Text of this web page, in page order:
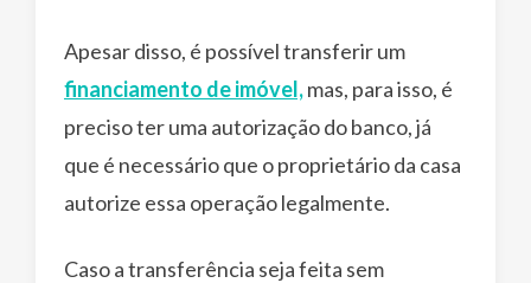
Apesar disso, é possível transferir um
financiamento de imóvel,mas, para isso, é
preciso ter uma autorização do banco, já
que é necessário que o proprietário da casa
autorize essa operação legalmente.
Caso a transferência seja feita sem